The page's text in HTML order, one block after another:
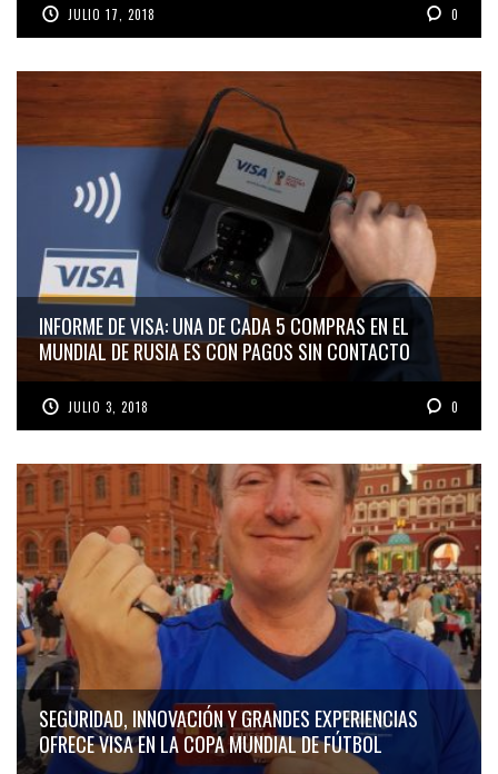
JULIO 17, 2018 0
INFORME DE VISA: UNA DE CADA 5 COMPRAS EN EL
MUNDIAL DE RUSIA ES CON PAGOS SIN CONTACTO
JULIO 3, 2018 0
SEGURIDAD, INNOVACIÓN Y GRANDES EXPERIENCIAS
OFRECE VISA EN LA COPA MUNDIAL DE FÚTBOL